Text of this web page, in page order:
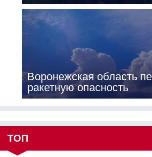
Воронежская область
ракетную опасность
ТОП